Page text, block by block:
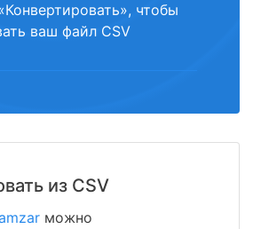
чтобы
ваш файл CSV
из CSV
можно